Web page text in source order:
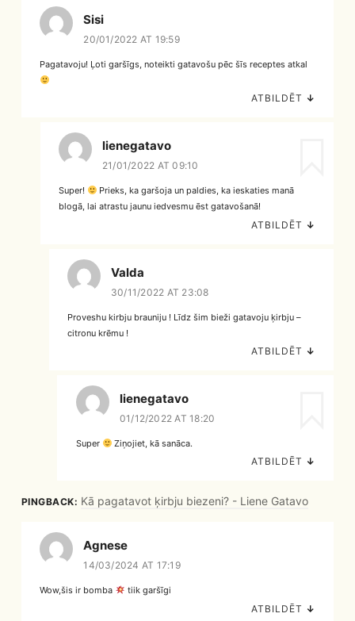
Sisi
20/01/2022 AT 19:59
Pagatavoju! Ļoti garšīgs, noteikti gatavošu pēc šīs receptes atkal
ATBILDĒT ↓
lienegatavo
21/01/2022 AT 09:10
Super!
Prieks, ka garšoja un paldies, ka ieskaties manā
blogā, lai atrastu jaunu iedvesmu ēst gatavošanā!
ATBILDĒT ↓
Valda
30/11/2022 AT 23:08
Proveshu kirbju brauniju ! Līdz šim bieži gatavoju ķirbju –
citronu krēmu !
ATBILDĒT ↓
lienegatavo
01/12/2022 AT 18:20
Super Ziņojiet, kā sanāca.
ATBILDĒT ↓
PINGBACK: Kā pagatavot ķirbju biezeni? - Liene Gatavo
Agnese
14/03/2024 AT 17:19
Wow,šis ir bomba tiik garšīgi
ATBILDĒT ↓